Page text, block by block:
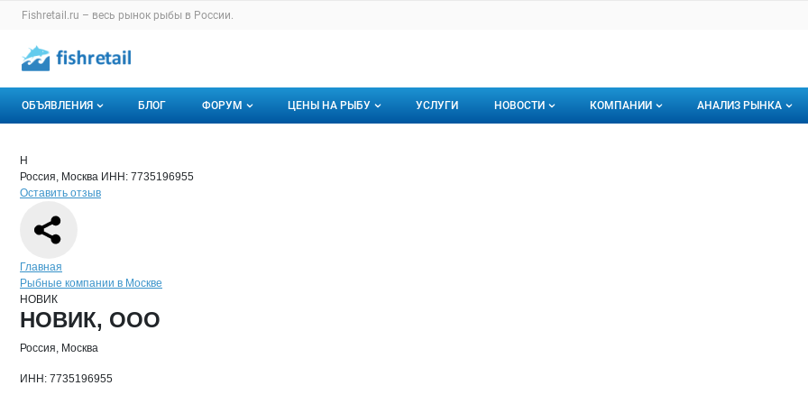
Раздел навигации по сайту fishretail.ru
Fishretail.ru – весь рынок рыбы в России.
Авторизация и меню пользователя
Навигация по разделам сайта fishretail.ru
ОБЪЯВЛЕНИЯ
Горячее предложение
Мои объявления
БЛОГ ФОРУМ ЦЕНЫ НА РЫБУ УСЛУГИ НОВОСТИ КОМПАНИИ АНАЛИЗ РЫНКА
Страница компании
Страница компании
Краткая информация о компании
Н
Россия, Москва ИНН: 7735196955
Оставить отзыв
Навигация по сайту
Главная
Рыбные компании в Москве
НОВИК
Основная информация о компании
НОВИК, ООО
Россия, Москва
ИНН: 7735196955